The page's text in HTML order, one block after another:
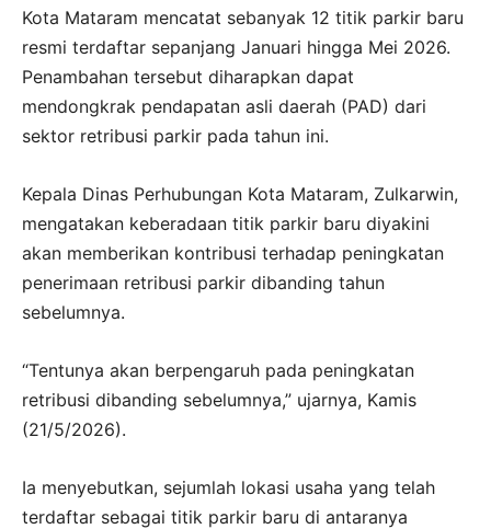
Kota Mataram mencatat sebanyak 12 titik parkir baru
resmi terdaftar sepanjang Januari hingga Mei 2026.
Penambahan tersebut diharapkan dapat
mendongkrak pendapatan asli daerah (PAD) dari
sektor retribusi parkir pada tahun ini.
Kepala Dinas Perhubungan Kota Mataram, Zulkarwin,
mengatakan keberadaan titik parkir baru diyakini
akan memberikan kontribusi terhadap peningkatan
penerimaan retribusi parkir dibanding tahun
sebelumnya.
“Tentunya akan berpengaruh pada peningkatan
retribusi dibanding sebelumnya,” ujarnya, Kamis
(21/5/2026).
Ia menyebutkan, sejumlah lokasi usaha yang telah
terdaftar sebagai titik parkir baru di antaranya